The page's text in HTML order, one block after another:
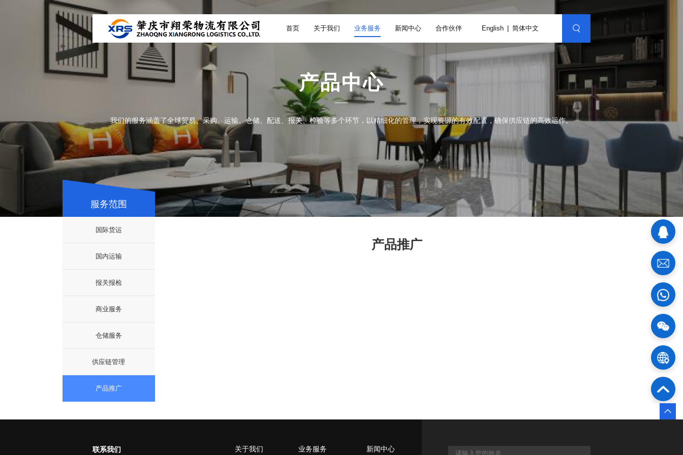
首页 关于我们 业务服务 新闻中心 合作伙伴 English 简体中文
物流
产品中心
我们的服务涵盖了全球贸易、采购、运输、仓储、配送、报关、检验等多个环节，以精细化的管理，实现资源的有效配置，确保供应链的高效运作。
服务范围
国际货运
国内运输
报关报检
商业服务
仓储服务
供应链管理
产品推广
产品推广
联系我们 关于我们 业务服务 新闻中心